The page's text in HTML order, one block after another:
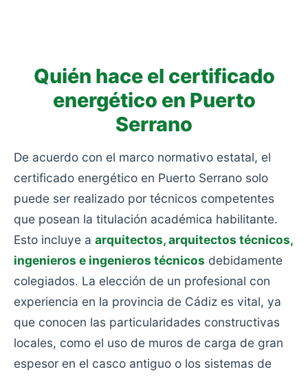
Quién hace el certificado
energético en Puerto
Serrano
De acuerdo con el marco normativo estatal, el
certificado energético en Puerto Serrano solo
puede ser realizado por técnicos competentes
que posean la titulación académica habilitante.
Esto incluye a arquitectos, arquitectos técnicos,
ingenieros e ingenieros técnicos debidamente
colegiados. La elección de un profesional con
experiencia en la provincia de Cádiz es vital, ya
que conocen las particularidades constructivas
locales, como el uso de muros de carga de gran
espesor en el casco antiguo o los sistemas de